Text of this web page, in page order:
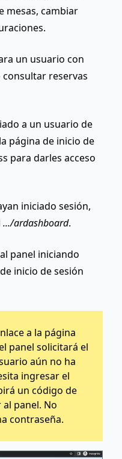
mesas, cambiar
un usuario con
reservas
a un usuario de
página de inicio de
para darles acceso
iniciado sesión,
.../ardashboard.
panel iniciando
inicio de sesión
a la página
panel solicitará el
aún no ha
ingresar el
un código de
panel. No
contraseña.